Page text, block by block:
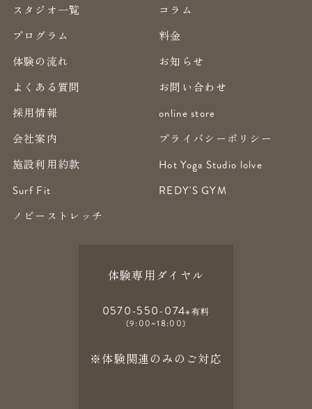
スタジオ一覧
コラム
プログラム
料金
体験の流れ
お知らせ
よくある質問
お問い合わせ
採用情報
online store
会社案内
プライバシーポリシー
施設利用約款
Hot Yoga Studio lolve
Surf Fit
REDY'S GYM
ノビーストレッチ
体験専用ダイヤル
0570-550-074※有料
(9:00~18:00)
※体験関連のみのご対応